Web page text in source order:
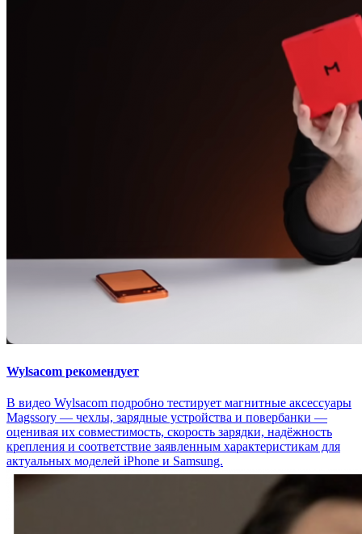
Wylsacom рекомендует
В видео Wylsacom подробно тестирует магнитные аксессуары
Magssory — чехлы, зарядные устройства и повербанки —
оценивая их совместимость, скорость зарядки, надёжность
крепления и соответствие заявленным характеристикам для
актуальных моделей iPhone и Samsung.